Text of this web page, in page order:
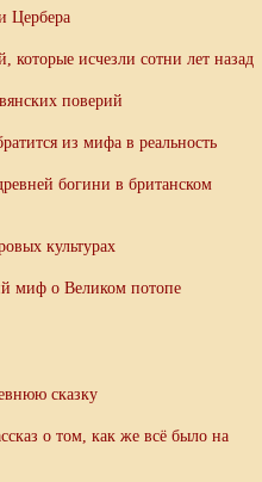
Цербера
которые исчезли сотни лет назад
поверий
из мифа в реальность
богини в британском
культурах
миф о Великом потопе
сказку
о том, как же всё было на